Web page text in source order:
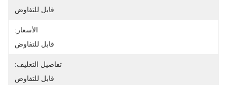
قابل للتفاوض
الأسعار:
قابل للتفاوض
تفاصيل التغليف:
قابل للتفاوض